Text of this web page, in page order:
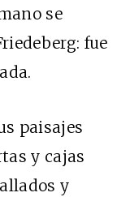
se
fue
paisajes
y cajas
y